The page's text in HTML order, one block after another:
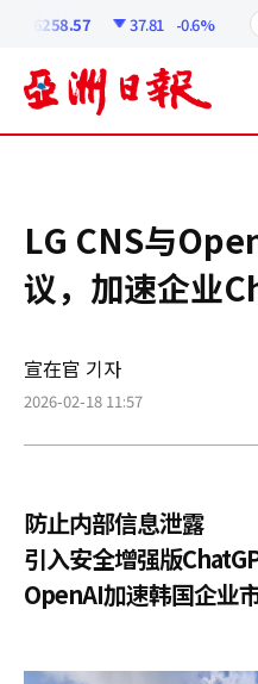
6258.57 37.81 -0.6%
LG CNS与
议，加速企业
宣在官 기자
2026-02-18 11:57
防止内部信息泄露
引入安全增强版
OpenAI加速韩国企业